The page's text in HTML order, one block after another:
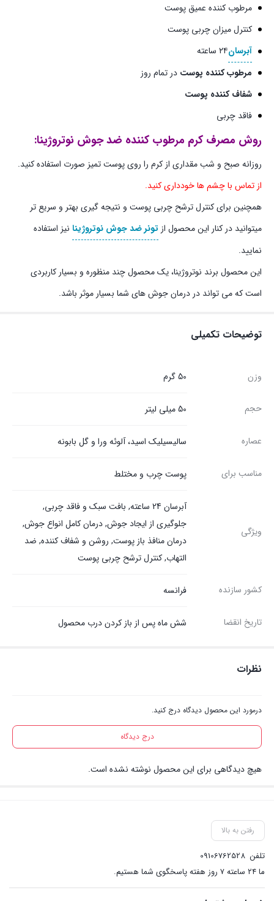
مرطوب کننده عمیق پوست
کنترل میزان چربی پوست
آبرسان۲۴ ساعته
مرطوب کننده پوست در تمام روز
شفاف کننده پوست
فاقد چربی
روش مصرف کرم مرطوب کننده ضد جوش نوتروژینا:
روزانه صبح و شب مقداری از کرم را روی پوست تمیز صورت استفاده کنید.
از تماس با چشم ها خودداری کنید.
همچنین برای کنترل ترشح چربی پوست و نتیجه گیری بهتر و سریع تر
میتوانید در کنار این محصول از تونر ضد جوش نوتروژینا نیز استفاده
نمایید.
این محصول برند نوتروژینا، یک محصول چند منظوره و بسیار کاربردی
است که می تواند در درمان جوش های شما بسیار موثر باشد.
توضیحات تکمیلی
وزن 50 گرم
حجم 50 میلی لیتر
عصاره سالیسیلیک اسید، آلوئه ورا و گل بابونه
مناسب برای پوست چرب و مختلط
ویژگی
آبرسان 24 ساعته, بافت سبک و فاقد چربی,
جلوگیری از ایجاد جوش, درمان کامل انواع جوش,
درمان منافذ باز پوست, روشن و شفاف کننده, ضد
التهاب, کنترل ترشح چربی پوست
کشور سازنده فرانسه
تاریخ انقضا شش ماه پس از باز کردن درب محصول
نظرات
درمورد این محصول دیدگاه درج کنید.
درج دیدگاه
هیچ دیدگاهی برای این محصول نوشته نشده است.
رفتن به بالا
تلفن 09106762528
ما ۲۴ ساعته ۷ روز هفته پاسخگوی شما هستیم.